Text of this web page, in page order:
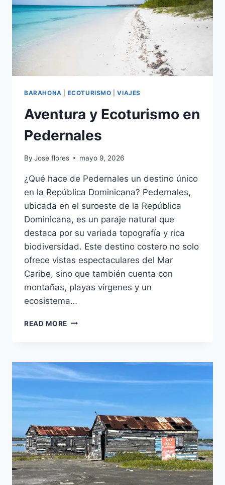
BARAHONA ECOTURISMO |VIAJES
Aventura y Ecoturismo en
Pedernales
By Jose flores mayo 9, 2026
¿Qué hace de Pedernales un destino único
en la República Dominicana? Pedernales,
ubicada en el suroeste de la República
Dominicana, es un paraje natural que
destaca por su variada topografía y rica
biodiversidad. Este destino costero no solo
ofrece vistas espectaculares del Mar
Caribe, sino que también cuenta con
montañas, playas vírgenes y un
ecosistema…
READ MORE AVENTURA
PEDERNALES